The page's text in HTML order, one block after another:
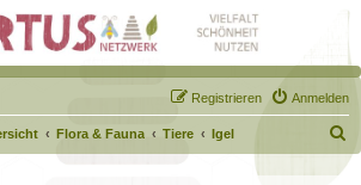
Anmelden
Registrieren
Flora & Fauna Tiere Igel
u